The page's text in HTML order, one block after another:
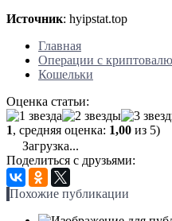
Источник: hyipstat.top
Главная
Операции с
Кошельки
Оценка статьи:
1, средняя оценка: 1,00 из 5)
Загрузка...
Поделиться с друзьями:
Похожие публикации